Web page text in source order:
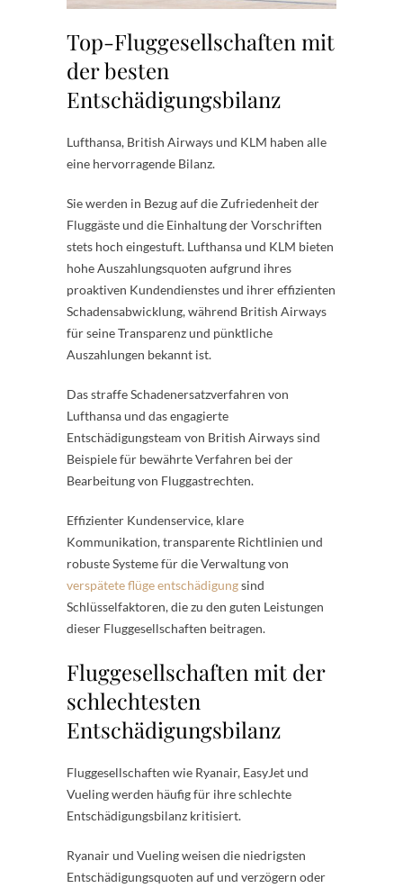
Top-Fluggesellschaften mit
der besten
Entschädigungsbilanz
Lufthansa, British Airways und KLM haben alle
eine hervorragende Bilanz.
Sie werden in Bezug auf die Zufriedenheit der
Fluggäste und die Einhaltung der Vorschriften
stets hoch eingestuft. Lufthansa und KLM bieten
hohe Auszahlungsquoten aufgrund ihres
proaktiven Kundendienstes und ihrer effizienten
Schadensabwicklung, während British Airways
für seine Transparenz und pünktliche
Auszahlungen bekannt ist.
Das straffe Schadenersatzverfahren von
Lufthansa und das engagierte
Entschädigungsteam von British Airways sind
Beispiele für bewährte Verfahren bei der
Bearbeitung von Fluggastrechten.
Effizienter Kundenservice, klare
Kommunikation, transparente Richtlinien und
robuste Systeme für die Verwaltung von
verspätete flüge entschädigungsind
Schlüsselfaktoren, die zu den guten Leistungen
dieser Fluggesellschaften beitragen.
Fluggesellschaften mit der
schlechtesten
Entschädigungsbilanz
Fluggesellschaften wie Ryanair, EasyJet und
Vueling werden häufig für ihre schlechte
Entschädigungsbilanz kritisiert.
Ryanair und Vueling weisen die niedrigsten
Entschädigungsquoten auf und verzögern oder